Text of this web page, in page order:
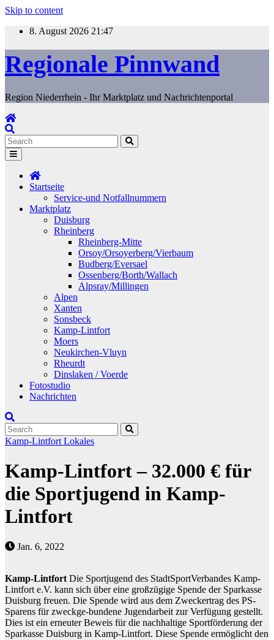
Skip to content
8. August 2026 21:47
Regionale Pinnwand
Region Niederrhein - Ihr Marktplatz und Nachrichtenportal
Startseite
Service-und Notfallnummern
Marktplatz
Duisburg
Rheinberg
Rheinberg-Mitte
Orsoy/Orsoyerberg/Vierbaum
Budberg/Eversael
Ossenberg/Borth/Wallach
Alpsray/Millingen
Alpen
Xanten
Sonsbeck
Kamp-Lintfort
Moers
Neukirchen-Vluyn
Rheurdt
Dinslaken / Voerde
Fotostudio
Nachrichten
Kamp-Lintfort Lokales
Kamp-Lintfort – 32.000 € für
die Sportjugend in Kamp-
Lintfort
Jan. 6, 2022
Kamp-Lintfort Die Sportjugend des StadtSportVerbandes Kamp-
Lintfort e.V. kann sich über eine großzügige Spende der Sparkasse
Duisburg freuen. Die Spende wird aus dem Zweckertrag des PS-
Sparens für zweckge-bundene Jugendarbeit zur Verfügung gestellt.
Dies ist ein erneuter Beweis für die nachhaltige Sportförderung der
Sparkasse Duisburg in Kamp-Lintfort. Diese Spende ermöglicht den